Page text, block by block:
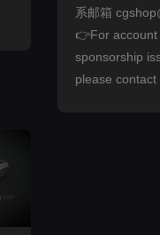
系邮箱
👉For
sponsorship
please contact